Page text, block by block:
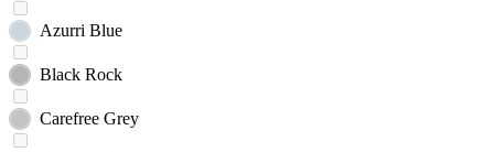
Azurri Blue
Black Rock
Carefree Grey